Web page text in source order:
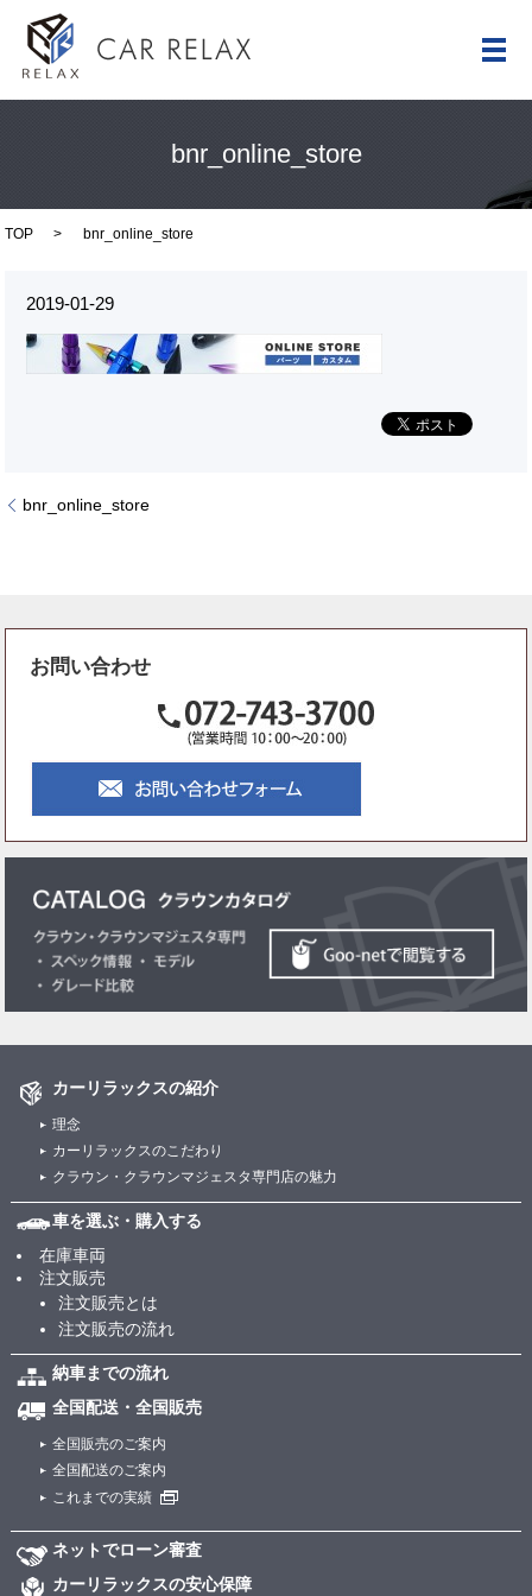
メ
bnr_online_store
TOP bnr_online_store
2019-01-29
bnr_online_store
お問い合わせ
カーリラックスの紹介
理念
カーリラックスのこだわり
クラウン・クラウンマジェスタ専門店の魅力
車を選ぶ・購入する
在庫車両
注文販売
注文販売とは
注文販売の流れ
納車までの流れ
全国配送・全国販売
全国販売のご案内
全国配送のご案内
これまでの実績
ネットでローン審査
カーリラックスの安心保障